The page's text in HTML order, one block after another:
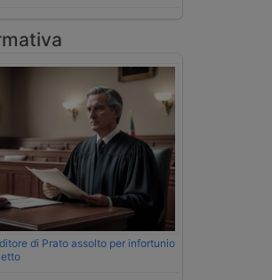
di Prato assolto per infortunio